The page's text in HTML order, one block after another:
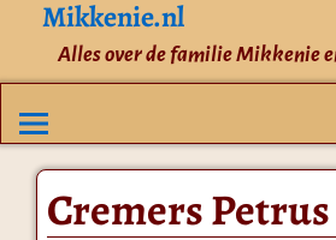
Mikkenie.nl
Alles over de familie Mikkenie
Cremers Petrus